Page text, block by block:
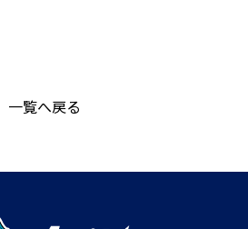
一覧へ戻る